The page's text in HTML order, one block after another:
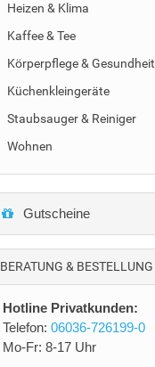
Heizen & Klima
Kaffee & Tee
Körperpflege & Gesundheit
Küchenkleingeräte
Staubsauger & Reiniger
Wohnen
Gutscheine
BERATUNG & BESTELLUNG
Hotline Privatkunden:
Telefon: 06036-726199-0
Mo-Fr: 8-17 Uhr